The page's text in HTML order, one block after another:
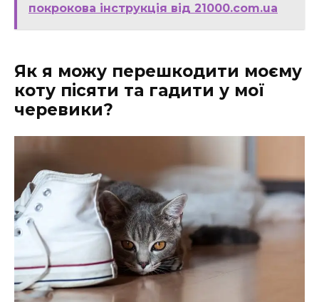
покрокова інструкція від 21000.com.ua
Як я можу перешкодити моєму
коту пісяти та гадити у мої
черевики?